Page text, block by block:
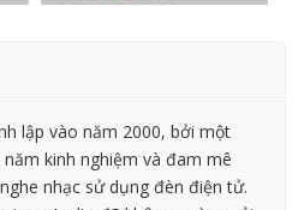
lập vào năm 2000, bởi một
kinh nghiệm và đam mê
nhạc sử dụng đèn điện tử.